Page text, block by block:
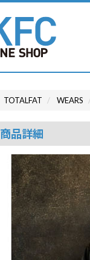
TOTALFAT WEARS
商品詳細